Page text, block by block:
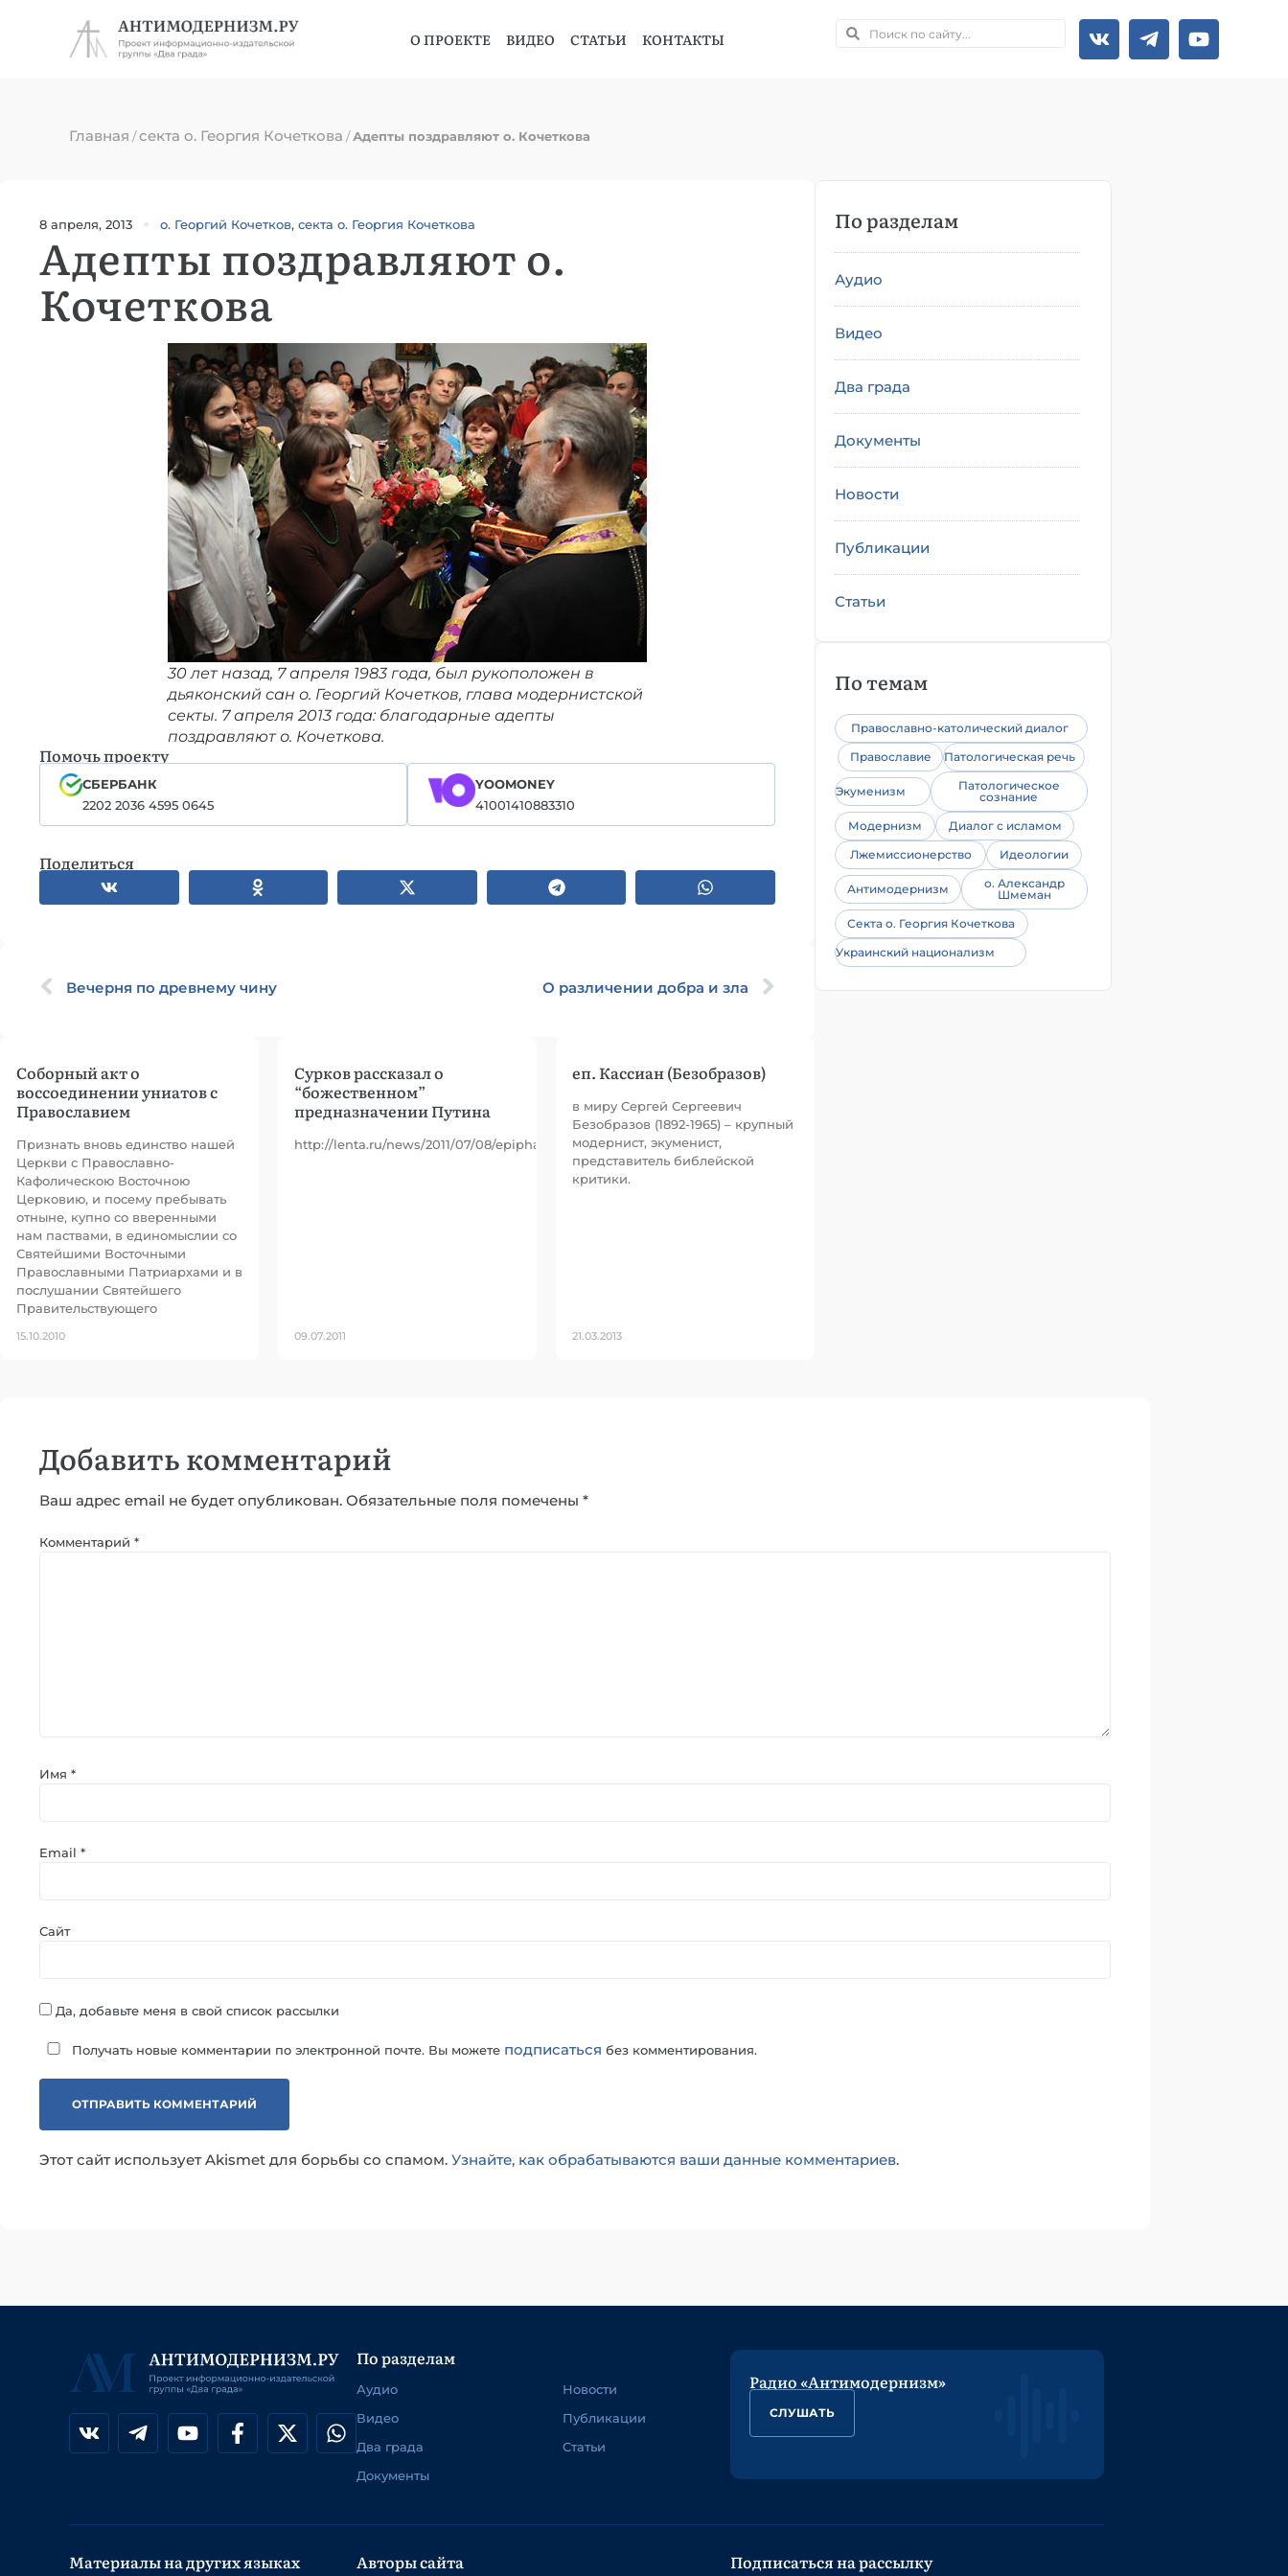
О ПРОЕКТЕ ВИДЕО СТАТЬИ КОНТАКТЫ
Главная /секта о. Георгия Кочеткова /Адепты поздравляют о. Кочеткова
8 апреля, 2013 о. Георгий Кочетков, секта о. Георгия Кочеткова
Адепты поздравляют о.
Кочеткова
30 лет назад, 7 апреля 1983 года, был рукоположен в
дьяконский сан о. Георгий Кочетков, глава модернистской
секты. 7 апреля 2013 года: благодарные адепты
поздравляют о. Кочеткова.
Помочь проекту
СБЕРБАНК
2202 2036 4595 0645
YOOMONEY
41001410883310
Поделиться
Вечерня по древнему чину О различении добра и зла
Соборный акт о
воссоединении униатов с
Православием
Признать вновь единство нашей
Церкви с Православно-
Кафолическою Восточною
Церковию, и посему пребывать
отныне, купно со вверенными
нам паствами, в единомыслии со
Святейшими Восточными
Православными Патриархами и в
послушании Святейшего
Правительствующего
15.10.2010
Сурков рассказал о
“божественном”
предназначении Путина
http://lenta.ru/news/2011/07/08/epiphany/
09.07.2011
еп. Кассиан (Безобразов)
в миру Сергей Сергеевич
Безобразов (1892-1965) – крупный
модернист, экуменист,
представитель библейской
критики.
21.03.2013
По разделам
Аудио
Видео
Два града
Документы
Новости
Публикации
Статьи
По темам
Православно-католический диалог
Православие
Патологическая речь
Экуменизм
Патологическое
сознание
Модернизм
Диалог с исламом
Лжемиссионерство
Идеологии
Антимодернизм
о. Александр
Шмеман
Секта о. Георгия Кочеткова
Украинский национализм
Добавить комментарий
Ваш адрес email не будет опубликован. Обязательные поля помечены *
Комментарий *
Имя *
Email *
Сайт
Да, добавьте меня в свой список рассылки
Получать новые комментарии по электронной почте. Вы можете подписаться без комментирования.
Этот сайт использует Akismet для борьбы со спамом. Узнайте, как обрабатываются ваши данные комментариев.
По разделам
Аудио
Видео
Два града
Документы
Новости
Публикации
Статьи
Радио «Антимодернизм»
СЛУШАТЬ
Материалы на других языках Авторы сайта Подписаться на рассылку